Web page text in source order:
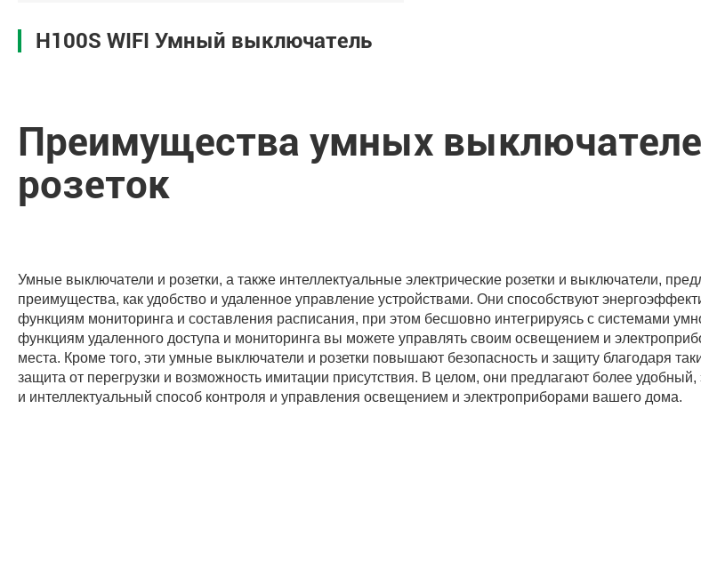
H100S WIFI Умный выключатель
Преимущества умных
розеток
Умные выключатели и розетки, а также интеллектуальные электрические розетки и выключатели,
преимущества, как удобство и удаленное управление устройствами. Они способствуют
функциям мониторинга и составления расписания, при этом бесшовно интегрируясь с системами
функциям удаленного доступа и мониторинга вы можете управлять своим освещением и
места. Кроме того, эти умные выключатели и розетки повышают безопасность и защиту благодаря
защита от перегрузки и возможность имитации присутствия. В целом, они предлагают более
и интеллектуальный способ контроля и управления освещением и электроприборами вашего дома.